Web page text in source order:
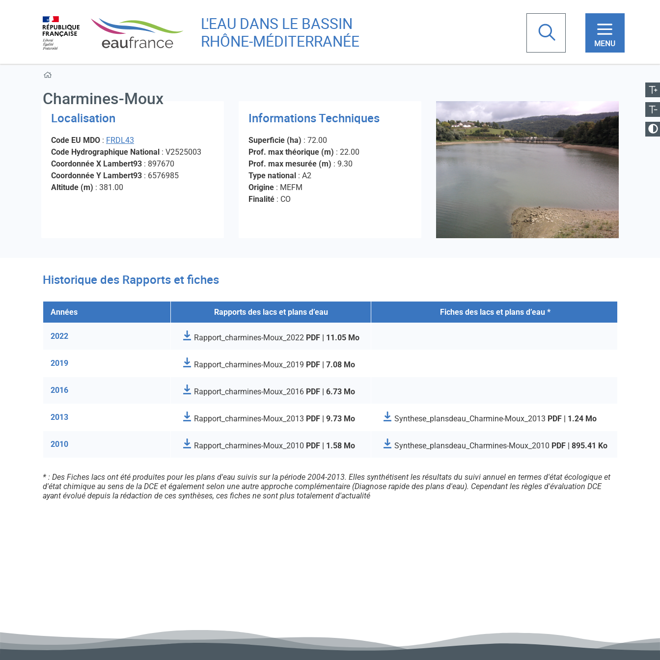
au
contenu
principal
to
main
menu
L'EAU DANS LE BASSIN
RHÔNE-MÉDITERRANÉE
Changer le contraste
Charmines-Moux
Localisation
Code EU MDO : FRDL43
Code Hydrographique National : V2525003
Coordonnée X Lambert93 : 897670
Coordonnée Y Lambert93 : 6576985
Altitude (m) : 381.00
Informations Techniques
Superficie (ha) : 72.00
Prof. max théorique (m) : 22.00
Prof. max mesurée (m) : 9.30
Type national : A2
Origine : MEFM
Finalité : CO
Historique des Rapports et fiches
Années Rapports des lacs et plans d’eau Fiches des lacs et plans d’eau *
2022 Rapport_charmines-Moux_2022 PDF | 11.05 Mo
2019 Rapport_charmines-Moux_2019 PDF | 7.08 Mo
2016 Rapport_charmines-Moux_2016 PDF | 6.73 Mo
2013 Rapport_charmines-Moux_2013 PDF | 9.73 Mo Synthese_plansdeau_Charmine-Moux_2013 PDF | 1.24 Mo
2010 Rapport_charmines-Moux_2010 PDF | 1.58 Mo Synthese_plansdeau_Charmines-Moux_2010 PDF | 895.41 Ko
* : Des Fiches lacs ont été produites pour les plans d'eau suivis sur la période 2004-2013. Elles synthétisent les résultats du suivi annuel en termes d'état écologique et
d'état chimique au sens de la DCE et également selon une autre approche complémentaire (Diagnose rapide des plans d'eau). Cependant les règles d'évaluation DCE
ayant évolué depuis la rédaction de ces synthèses, ces fiches ne sont plus totalement d'actualité